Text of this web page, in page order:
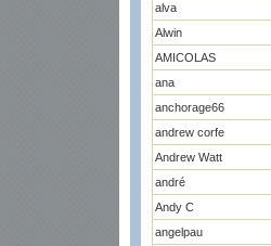
alva
Alwin
AMICOLAS
ana
anchorage66
andrew corfe
Andrew Watt
andré
Andy C
angelpau